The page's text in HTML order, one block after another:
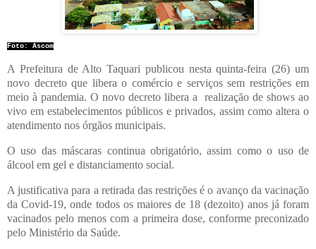
Foto: Ascom
A Prefeitura de Alto Taquari publicou nesta quinta-feira (26) um
novo decreto que libera o comércio e serviços sem restrições em
meio à pandemia. O novo decreto libera a
realização de shows ao
vivo em estabelecimentos públicos e privados, assim como altera o
atendimento nos órgãos municipais.
O uso das máscaras continua obrigatório, assim como o uso de
álcool em gel e distanciamento social.
A justificativa para a retirada das restrições éo avanço da vacinação
da Covid-19, onde todos os maiores de 18 (dezoito) anos já foram
vacinados pelo menos com a primeira dose, conforme preconizado
pelo Ministério da Saúde.